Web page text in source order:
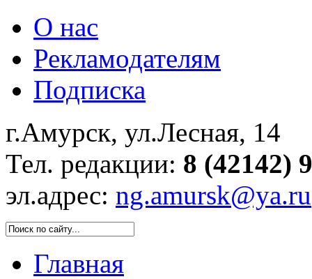
О нас
Рекламодателям
Подписка
г.Амурск, ул.Лесная, 14
Тел. редакции: 8 (42142)
эл.адрес: ng.amursk@ya.ru
Главная